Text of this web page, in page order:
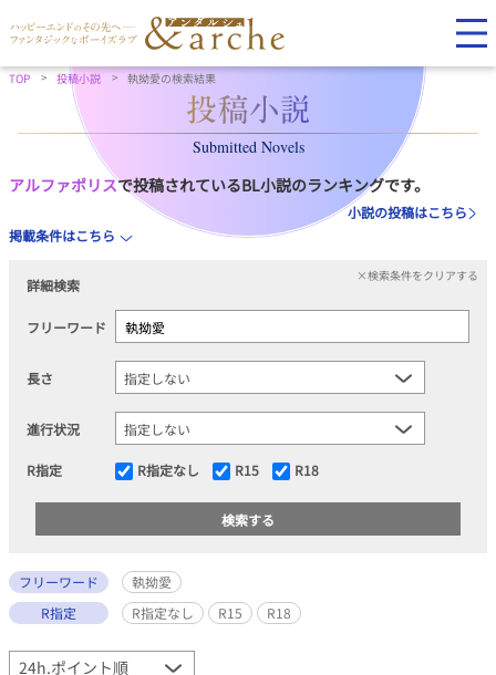
TOP 投稿小説 執拗愛の検索結果
Submitted Novels
アルファポリスで投稿されているBL小説のランキングです。
小説の投稿はこちら
掲載条件はこちら
詳細検索
×検索条件をクリアする
フリーワード
長さ
進行状況
R指定 R指定なし R15 R18
フリーワード
執拗愛
R指定
R指定なし R15 R18